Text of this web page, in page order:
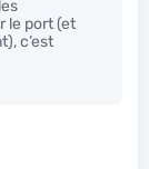
le port (et
c’est